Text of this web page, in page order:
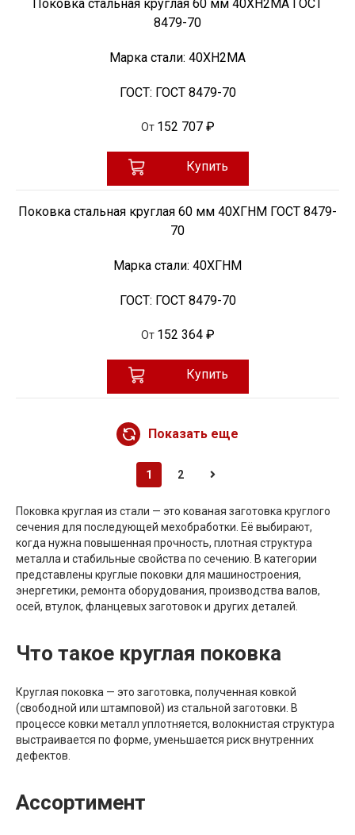
Поковка стальная круглая 60 мм 40ХН2МА ГОСТ
8479-70
Марка стали: 40ХН2МА
ГОСТ: ГОСТ 8479-70
От 152 707 ₽
Купить
Поковка стальная круглая 60 мм 40ХГНМ ГОСТ 8479-
70
Марка стали: 40ХГНМ
ГОСТ: ГОСТ 8479-70
От 152 364 ₽
Купить
Показать еще
1 2
Поковка круглая из стали — это кованая заготовка круглого
сечения для последующей мехобработки. Её выбирают,
когда нужна повышенная прочность, плотная структура
металла и стабильные свойства по сечению. В категории
представлены круглые поковки для машиностроения,
энергетики, ремонта оборудования, производства валов,
осей, втулок, фланцевых заготовок и других деталей.
Что такое круглая поковка
Круглая поковка — это заготовка, полученная ковкой
(свободной или штамповой) из стальной заготовки. В
процессе ковки металл уплотняется, волокнистая структура
выстраивается по форме, уменьшается риск внутренних
дефектов.
Ассортимент